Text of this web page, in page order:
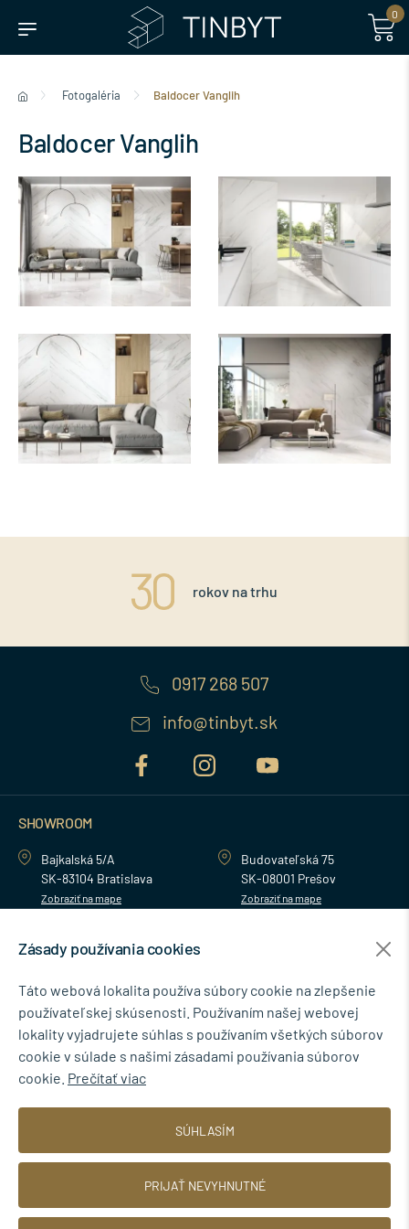
0
Fotogaléria Baldocer Vanglih
Baldocer Vanglih
rokov na trhu
0917 268 507
info@tinbyt.sk
SHOWROOM
Bajkalská 5/A
SK-83104 Bratislava
Zobraziť na mape
Budovateľská 75
SK-08001 Prešov
Zobraziť na mape
NEWSLETTER
Zásady ochrany osobných údajov .
Zásady používania cookies
Táto webová lokalita používa súbory cookie na zlepšenie
používateľskej skúsenosti. Používaním našej webovej
lokality vyjadrujete súhlas s používaním všetkých súborov
cookie v súlade s našimi zásadami používania súborov
cookie. Prečítať viac
SÚHLASÍM
PRIJAŤ NEVYHNUTNÉ